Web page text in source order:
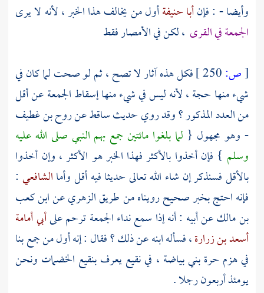
وأيضا - : فإنأبا حنيفةأول من يخالف هذا الخبر ، لأنه لا يرى
الجمعة في القرى ، لكن في الأمصار فقط
[ص:
فكل هذه آثار لا تصح ، ثم لو صحت لما كان في
شيء منها حجة ، لأنه ليس في شيء منها إسقاط الجمعة عن أقل
من العدد المذكور ؟ وقد روي حديث ساقط عنروح بن غطيف
- وهو مجهول { لما بلغوا مائتين جمع بهم النبي صلى الله عليه
وسلم } فإن أخذوا بالأكثر فهذا الخبر هو الأكثر ، وإن أخذوا
بالأقل فسنذكر إن شاء الله تعالى حديثا فيه أقل وأماالشافعي :
فإنه احتج بخبر صحيح رويناه من طريقالزهريعنابن كعب
بن مالكعن أبيه : أنه إذا سمع نداء الجمعة ترحم علىأبي أمامة
أسعد بن زرارة، فسأله ابنه عن ذلك ؟ فقال : إنه أول من جمع بنا
فيهزم حرة بني بياضة ، في نقيع يعرف بنقيع الخضمات ونحن
يومئذ أربعون رجلا .